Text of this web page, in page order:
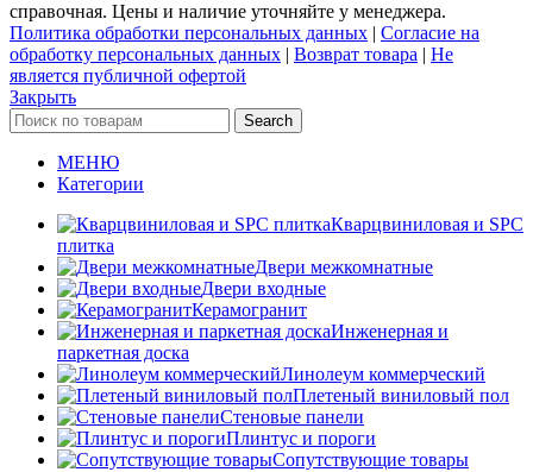
справочная. Цены и наличие уточняйте у менеджера.
Политика обработки персональных данных | Согласие на
обработку персональных данных | Возврат товара | Не
является публичной офертой
Закрыть
Search
МЕНЮ
Категории
Кварцвиниловая и SPC
плитка
Двери межкомнатные
Двери входные
Керамогранит
Инженерная и
паркетная доска
Линолеум коммерческий
Плетеный виниловый пол
Стеновые панели
Плинтус и пороги
Сопутствующие товары